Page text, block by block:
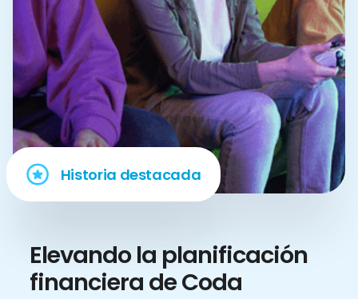
Historia destacada
Elevando la planificación
financiera de Coda